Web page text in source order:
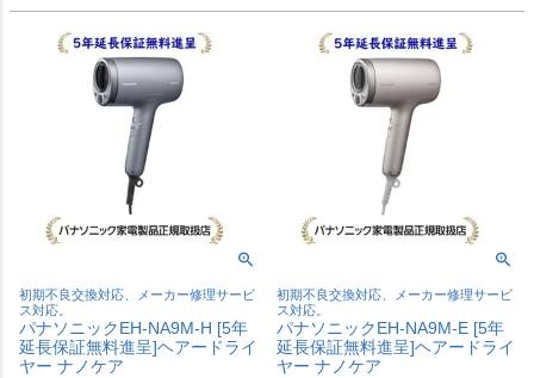
初期不良交換対応、メーカー修理サービ
ス対応。
パナソニックEH-NA9M-H [5年
延長保証無料進呈]ヘアードライ
ヤー ナノケア
初期不良交換対応、メーカー修理サービ
ス対応。
パナソニックEH-NA9M-E [5年
延長保証無料進呈]ヘアードライ
ヤー ナノケア